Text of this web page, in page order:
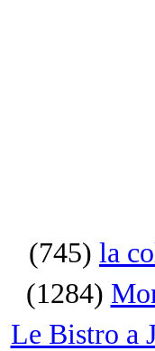
(745) la
(1284)
Le Bistro a